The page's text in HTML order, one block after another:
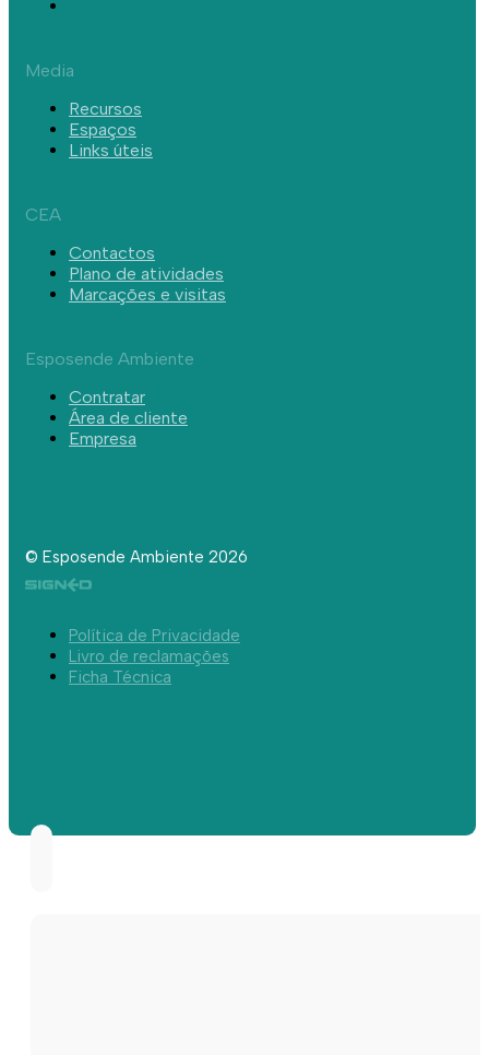
Media
Recursos
Espaços
Links úteis
CEA
Contactos
Plano de atividades
Marcações e visitas
Esposende Ambiente
Contratar
Área de cliente
Empresa
© Esposende Ambiente 2026
Política de Privacidade
Livro de reclamações
Ficha Técnica